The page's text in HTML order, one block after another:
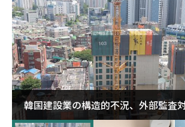
韓国建設業の構造的不況、外部監査